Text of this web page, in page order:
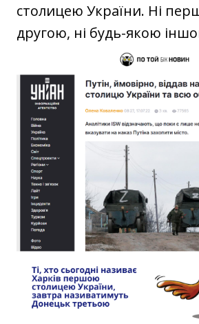
столицею України. Ні
другою, ні будь-якою